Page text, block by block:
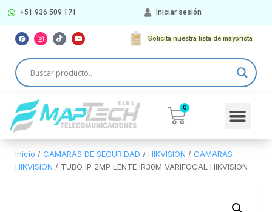
+51 936 509 171 Iniciar sesión
Solicita nuestra lista de mayorista
Inicio / CAMARAS DE SEGURIDAD / HIKVISION / CAMARAS
HIKVISION / TUBO IP 2MP LENTE IR30M VARIFOCAL HIKVISION